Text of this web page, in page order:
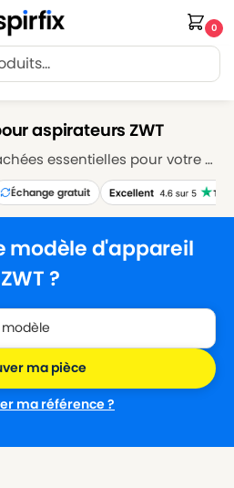
0
offerte dès 30€ d’achat.
aspirateurs ZWT
Trouvez les pièces détachées essentielles pour votre aspirateur ZWT sur Spirfix. Explorez notre sélection de sacs, filtres, brosses et accessoires pour maintenir votre aspirateur ZWT en parfait état de fonctionnement. Réparez et entretenez votre appareil avec nos pièces détachées de qualité supérieure, garantissant des performances de nettoyage optimales.
Échange gratuit
modèle d'appareil
ZWT ?
ma référence ?
ma pièce